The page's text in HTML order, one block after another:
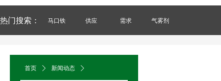
热门搜索： 马口铁 供应 需求 气雾剂
首页 ꄲ 新闻动态 ꄲ